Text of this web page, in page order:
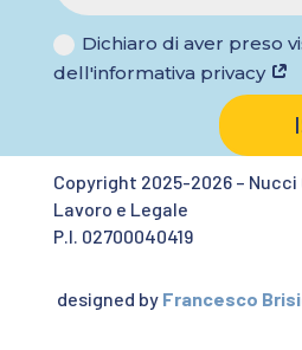
Dichiaro di aver preso
dell'informativa privacy
Copyright 2025-2026 –
Lavoro e Legale
P.I. 02700040419
designed by Francesco